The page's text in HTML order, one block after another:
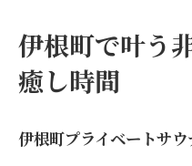
伊根町で叶う
癒し時間
伊根町プライベートサ